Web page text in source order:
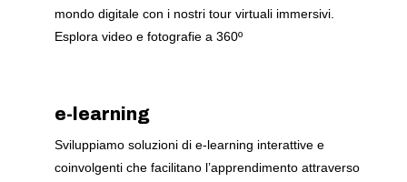
mondo digitale con i nostri tour virtuali immersivi.
Esplora video e fotografie a 360º
e-learning
Sviluppiamo soluzioni di e-learning interattive e
coinvolgenti che facilitano l’apprendimento attraverso